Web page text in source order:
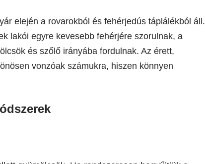
elején a rovarokból és fehérjedús táplálékból áll.
lakói egyre kevesebb fehérjére szorulnak, a
és szőlő irányába fordulnak. Az érett,
vonzóak számukra, hiszen könnyen